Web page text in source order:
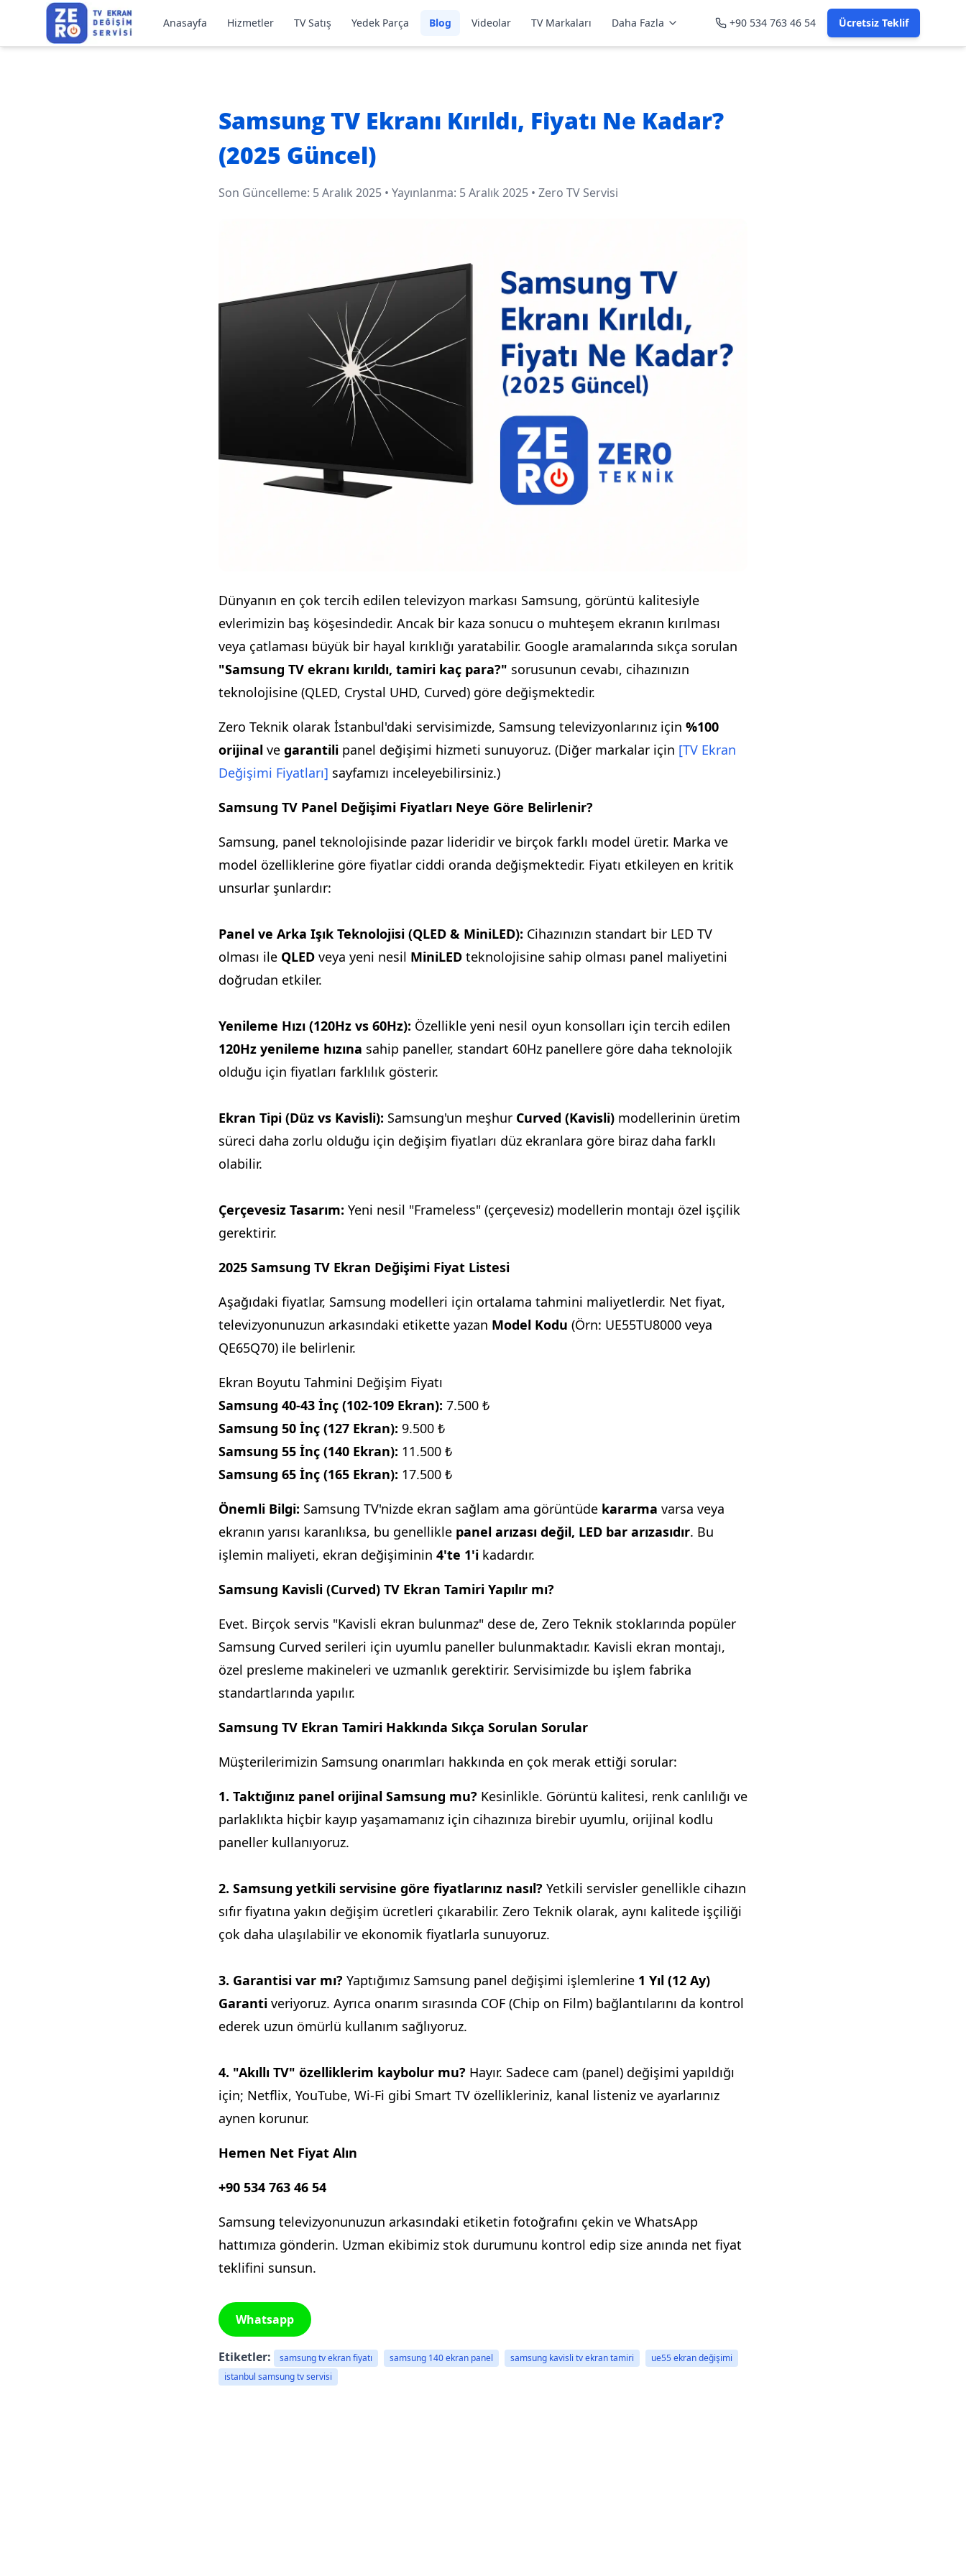
Anasayfa Hizmetler TV Satış Yedek Parça Blog Videolar TV Markaları Daha Fazla +90 534 763 46 54 Ücretsiz Teklif
Samsung TV Ekranı Kırıldı, Fiyatı Ne Kadar?
(2025 Güncel)
Son Güncelleme: 5 Aralık 2025 • Yayınlanma: 5 Aralık 2025 • Zero TV Servisi
Dünyanın en çok tercih edilen televizyon markası Samsung, görüntü kalitesiyle
evlerimizin baş köşesindedir. Ancak bir kaza sonucu o muhteşem ekranın kırılması
veya çatlaması büyük bir hayal kırıklığı yaratabilir. Google aramalarında sıkça sorulan
"Samsung TV ekranı kırıldı, tamiri kaç para?" sorusunun cevabı, cihazınızın
teknolojisine (QLED, Crystal UHD, Curved) göre değişmektedir.
Zero Teknik olarak İstanbul'daki servisimizde, Samsung televizyonlarınız için %100
orijinal ve garantili panel değişimi hizmeti sunuyoruz. (Diğer markalar için [TV Ekran
Değişimi Fiyatları] sayfamızı inceleyebilirsiniz.)
Samsung TV Panel Değişimi Fiyatları Neye Göre Belirlenir?
Samsung, panel teknolojisinde pazar lideridir ve birçok farklı model üretir. Marka ve
model özelliklerine göre fiyatlar ciddi oranda değişmektedir. Fiyatı etkileyen en kritik
unsurlar şunlardır:
Panel ve Arka Işık Teknolojisi (QLED & MiniLED): Cihazınızın standart bir LED TV
olması ile QLED veya yeni nesil MiniLED teknolojisine sahip olması panel maliyetini
doğrudan etkiler.
Yenileme Hızı (120Hz vs 60Hz): Özellikle yeni nesil oyun konsolları için tercih edilen
120Hz yenileme hızına sahip paneller, standart 60Hz panellere göre daha teknolojik
olduğu için fiyatları farklılık gösterir.
Ekran Tipi (Düz vs Kavisli): Samsung'un meşhur Curved (Kavisli) modellerinin üretim
süreci daha zorlu olduğu için değişim fiyatları düz ekranlara göre biraz daha farklı
olabilir.
Çerçevesiz Tasarım: Yeni nesil "Frameless" (çerçevesiz) modellerin montajı özel işçilik
gerektirir.
2025 Samsung TV Ekran Değişimi Fiyat Listesi
Aşağıdaki fiyatlar, Samsung modelleri için ortalama tahmini maliyetlerdir. Net fiyat,
televizyonunuzun arkasındaki etikette yazan Model Kodu (Örn: UE55TU8000 veya
QE65Q70) ile belirlenir.
Samsung 40-43 İnç (102-109 Ekran):
Samsung 50 İnç (127 Ekran):
Samsung 55 İnç (140 Ekran):
Samsung 65 İnç (165 Ekran): 17.500 ₺
Önemli Bilgi: Samsung TV'nizde ekran sağlam ama görüntüde kararma varsa veya
ekranın yarısı karanlıksa, bu genellikle panel arızası değil, LED bar arızasıdır. Bu
işlemin maliyeti, ekran değişiminin 4'te 1'i kadardır.
Samsung Kavisli (Curved) TV Ekran Tamiri Yapılır mı?
Evet. Birçok servis "Kavisli ekran bulunmaz" dese de, Zero Teknik stoklarında popüler
Samsung Curved serileri için uyumlu paneller bulunmaktadır. Kavisli ekran montajı,
özel presleme makineleri ve uzmanlık gerektirir. Servisimizde bu işlem fabrika
standartlarında yapılır.
Samsung TV Ekran Tamiri Hakkında Sıkça Sorulan Sorular
Müşterilerimizin Samsung onarımları hakkında en çok merak ettiği sorular:
1. Taktığınız panel orijinal Samsung mu? Kesinlikle. Görüntü kalitesi, renk canlılığı ve
parlaklıkta hiçbir kayıp yaşamamanız için cihazınıza birebir uyumlu, orijinal kodlu
paneller kullanıyoruz.
2. Samsung yetkili servisine göre fiyatlarınız nasıl? Yetkili servisler genellikle cihazın
sıfır fiyatına yakın değişim ücretleri çıkarabilir. Zero Teknik olarak, aynı kalitede işçiliği
çok daha ulaşılabilir ve ekonomik fiyatlarla sunuyoruz.
3. Garantisi var mı? Yaptığımız Samsung panel değişimi işlemlerine 1 Yıl (12 Ay)
Garanti veriyoruz. Ayrıca onarım sırasında COF (Chip on Film) bağlantılarını da kontrol
ederek uzun ömürlü kullanım sağlıyoruz.
4. "Akıllı TV" özelliklerim kaybolur mu? Hayır. Sadece cam (panel) değişimi yapıldığı
için; Netflix, YouTube, Wi-Fi gibi Smart TV özellikleriniz, kanal listeniz ve ayarlarınız
aynen korunur.
Hemen Net Fiyat Alın
+90 534 763 46 54
Samsung televizyonunuzun arkasındaki etiketin fotoğrafını çekin ve WhatsApp
hattımıza gönderin. Uzman ekibimiz stok durumunu kontrol edip size anında net fiyat
teklifini sunsun.
Whatsapp
Etiketler: samsung tv ekran fiyatı samsung 140 ekran panel samsung kavisli tv ekran tamiri
ue55 ekran değişimi
istanbul samsung tv servisi